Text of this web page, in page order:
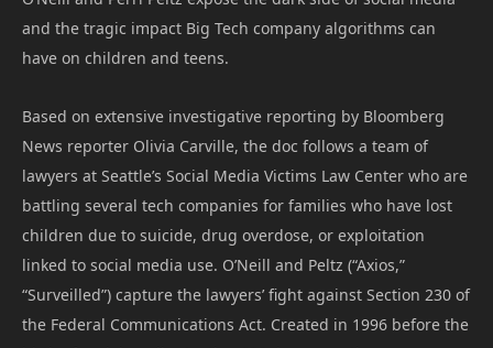
and the tragic impact Big Tech company algorithms can
have on children and teens.
Based on extensive investigative reporting by Bloomberg
News reporter Olivia Carville, the doc follows a team of
lawyers at Seattle’s Social Media Victims Law Center who are
battling several tech companies for families who have lost
children due to suicide, drug overdose, or exploitation
linked to social media use. O’Neill and Peltz (“Axios,”
“Surveilled”) capture the lawyers’ fight against Section 230 of
the Federal Communications Act. Created in 1996 before the